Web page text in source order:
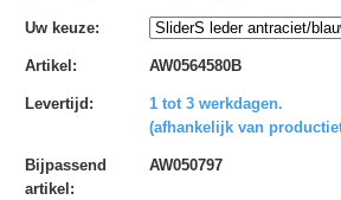
Uw keuze:
Artikel : AW0564580B
Levertijd :
1 tot 3 werkdagen.
(afhankelijk van
Bijpassend
artikel :
AW050797